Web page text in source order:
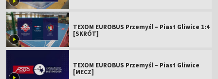
TEXOM EUROBUS Przemyśl – Piast Gliwice 1:4
[SKRÓT]
TEXOM EUROBUS Przemyśl – Piast Gliwice
[MECZ]